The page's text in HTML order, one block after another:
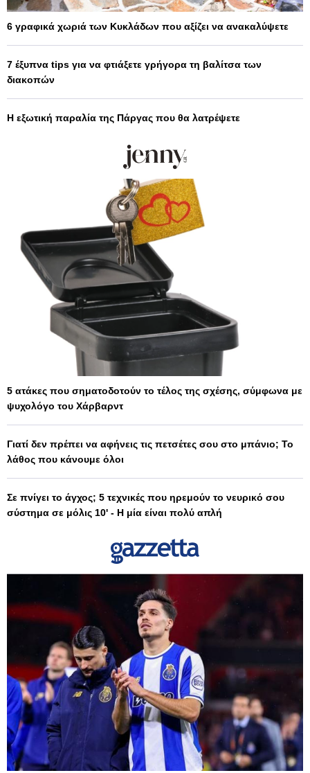
6 γραφικά χωριά των Κυκλάδων που αξίζει να ανακαλύψετε
7 έξυπνα tips για να φτιάξετε γρήγορα τη βαλίτσα των
διακοπών
Η εξωτική παραλία της Πάργας που θα λατρέψετε
5 ατάκες που σηματοδοτούν το τέλος της σχέσης, σύμφωνα με
ψυχολόγο του Χάρβαρντ
Γιατί δεν πρέπει να αφήνεις τις πετσέτες σου στο μπάνιο; Το
λάθος που κάνουμε όλοι
Σε πνίγει το άγχος; 5 τεχνικές που ηρεμούν το νευρικό σου
σύστημα σε μόλις 10' - Η μία είναι πολύ απλή